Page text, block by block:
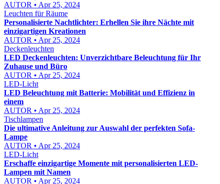
AUTOR • Apr 25, 2024
Leuchten für Räume
Personalisierte Nachtlichter: Erhellen Sie ihre Nächte mit
einzigartigen Kreationen
AUTOR • Apr 25, 2024
Deckenleuchten
LED Deckenleuchten: Unverzichtbare Beleuchtung für Ihr
Zuhause und Büro
AUTOR • Apr 25, 2024
LED-Licht
LED Beleuchtung mit Batterie: Mobilität und Effizienz in
einem
AUTOR • Apr 25, 2024
Tischlampen
Die ultimative Anleitung zur Auswahl der perfekten Sofa-
Lampe
AUTOR • Apr 25, 2024
LED-Licht
Erschaffe einzigartige Momente mit personalisierten LED-
Lampen mit Namen
AUTOR • Apr 25, 2024